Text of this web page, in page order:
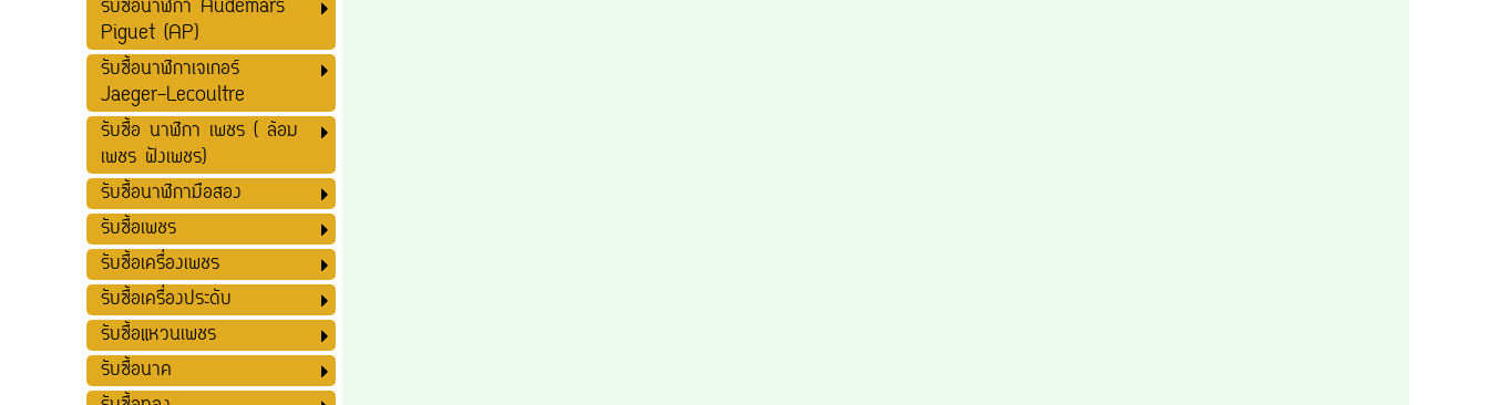
รับซื้อนาฬิกา Audemars
Piguet (AP)
รับซื้อนาฬิกาเจเกอร์
Jaeger-Lecoultre
รับซื้อ นาฬิกา เพชร ( ล้อม
เพชร ฝังเพชร)
รับซื้อนาฬิกามือสอง
รับซื้อเพชร
รับซื้อเครื่องเพชร
รับซื้อเครื่องประดับ
รับซื้อแหวนเพชร
รับซื้อนาค